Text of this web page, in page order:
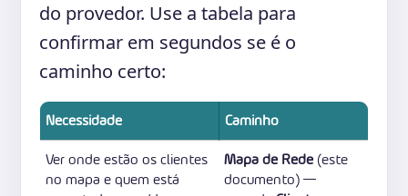
do provedor. Use a tabela para
confirmar em segundos se é o
caminho certo:
Necessidade Caminho
Ver onde estão os clientes
no mapa e quem está
Mapa de Rede (este
documento) —